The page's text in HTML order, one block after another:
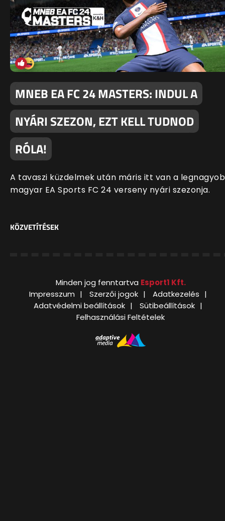
MNEB EA FC 24 MASTERS: INDUL A
NYÁRI SZEZON, EZT KELL TUDNOD
RÓLA!
A tavaszi küzdelmek után máris itt van a
magyar EA Sports FC 24 verseny nyári szezonja.
KÖZVETÍTÉSEK
Minden jog fenntartva Esport1 Kft.
Impresszum
Szerzői jogok
Adatkezelés
Adatvédelmi beállítások
Sütibeállítások
Felhasználási Feltételek